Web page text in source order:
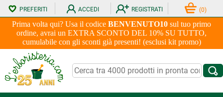
Prima volta qui? Usa il codice BENVENUTO10 sul tuo primo
ordine, avrai un EXTRA SCONTO DEL 10% SU TUTTO,
cumulabile con gli sconti già presenti! (esclusi kit promo)
PREFERITI ACCEDI REGISTRATI (0)